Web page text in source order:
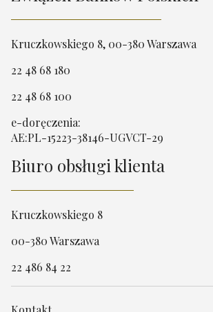
Kruczkowskiego 8, 00-380 Warszawa
22 48 68 180
22 48 68 100
e-doręczenia:
AE:PL-15223-38146-UGVCT-29
Biuro obsługi klienta
Kruczkowskiego 8
00-380 Warszawa
22 486 84 22